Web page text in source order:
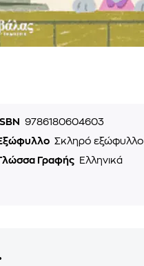
ISBN
9786180604603
Σκληρό εξώφυλλο
Γραφής Ελληνικά